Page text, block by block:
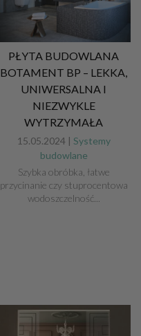
PŁYTA BUDOWLANA
BOTAMENT BP – LEKKA,
UNIWERSALNA I
NIEZWYKLE
WYTRZYMAŁA
15.05.2024 | Systemy
budowlane
Szybka obróbka, łatwe
przycinanie czy stuprocentowa
wodoszczelność...